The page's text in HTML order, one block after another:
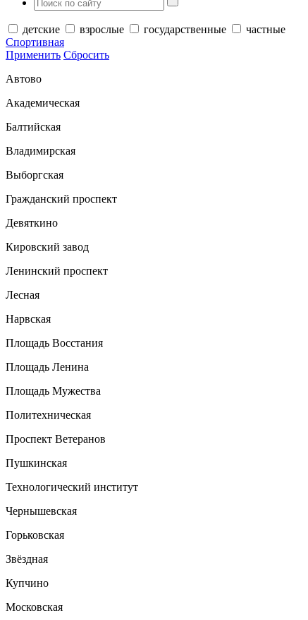
детские взрослые государственные
частные
Спортивная
Применить Сбросить
Автово
Академическая
Балтийская
Владимирская
Выборгская
Гражданский проспект
Девяткино
Кировский завод
Ленинский проспект
Лесная
Нарвская
Площадь Восстания
Площадь Ленина
Площадь Мужества
Политехническая
Проспект Ветеранов
Пушкинская
Технологический институт
Чернышевская
Горьковская
Звёздная
Купчино
Московская